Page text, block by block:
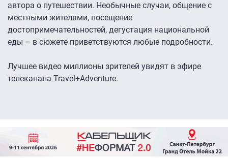
автора о путешествии. Необычные случаи, общение с
местными жителями, посещение
достопримечательностей, дегустация национальной
еды – в сюжете приветствуются любые подробности.
Лучшее видео миллионы зрителей увидят в эфире
телеканала Travel+Adventure.